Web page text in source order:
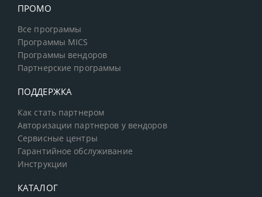
ПРОМО
Все программы
Программы MICS
Программы вендоров
Партнерские программы
ПОДДЕРЖКА
Как стать партнером
Авторизации партнеров у вендоров
Сервисные центры
Гарантийное обслуживание
Инструкции
КАТАЛОГ